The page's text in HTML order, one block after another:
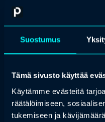
Suostumus
Tämä sivusto käyttää
Käytämme evästeitä
räätälöimiseen,
tukemiseen ja
kriisiviestinnästä
yliopisto
Maarit kouluttaa jatkuvasti
strategian- ja
hyödyntämisessä
hän käsitteli kriisijohtamista